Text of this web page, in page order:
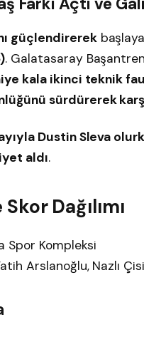
güçlendirerek
. Galatasaray
kala ikinci teknik
sürdürerek
Dustin Sleva
aldı.
Dağılımı
Spor Kompleksi
Arslanoğlu, Nazlı